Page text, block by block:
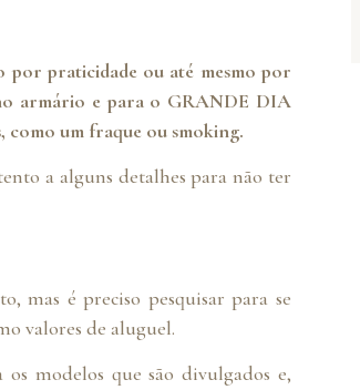
por praticidade ou até mesmo por
armário e para o GRANDE DIA
como um fraque ou smoking.
a alguns detalhes para não ter
mas é preciso pesquisar para se
valores de aluguel.
modelos que são divulgados e,